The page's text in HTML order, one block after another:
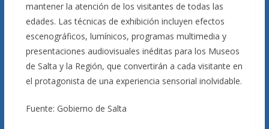
mantener la atención de los visitantes de todas las
edades. Las técnicas de exhibición incluyen efectos
escenográficos, lumínicos, programas multimedia y
presentaciones audiovisuales inéditas para los Museos
de Salta y la Región, que convertirán a cada visitante en
el protagonista de una experiencia sensorial inolvidable.
Fuente: Gobierno de Salta